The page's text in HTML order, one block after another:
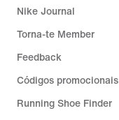
Nike Journal
Torna-te Member
Feedback
Códigos promocionais
Running Shoe Finder